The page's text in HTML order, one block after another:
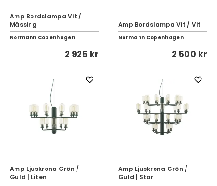
Amp Bordslampa Vit /
Mässing
Normann Copenhagen
2 925 kr
Amp Bordslampa Vit / Vit
Normann Copenhagen
2 500 kr
Amp Ljuskrona Grön /
Guld | Liten
Amp Ljuskrona Grön /
Guld | Stor